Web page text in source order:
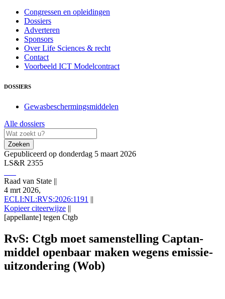
Congressen en opleidingen
Dossiers
Adverteren
Sponsors
Over Life Sciences & recht
Contact
Voorbeeld ICT Modelcontract
DOSSIERS
Gewasbeschermingsmiddelen
Alle dossiers
Zoeken
Gepubliceerd op donderdag 5 maart 2026
LS&R 2355
Raad van State ||
4 mrt 2026,
ECLI:NL:RVS:2026:1191 ||
Kopieer citeerwijze ||
[appellante] tegen Ctgb
ECLI:NL:RVS:2026:1191 ([appellante] tegen Ctgb),
https://redactie-delex.cshark.nl/artikelen/rvs-ctgb-moet-
samenstelling-captan-middel-openbaar-maken-wegens-emissie-
uitzondering-wob
RvS: Ctgb moet samenstelling Captan-
middel openbaar maken wegens emissie-
uitzondering (Wob)